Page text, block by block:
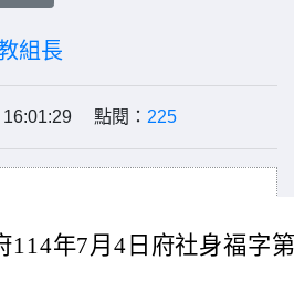
組長
16:01:29 點閱： 225
114年7月4日府社身福字